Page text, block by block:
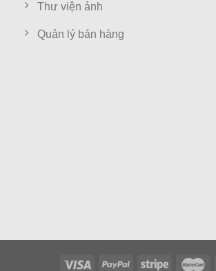
Thư viện ảnh
Quản lý bán hàng